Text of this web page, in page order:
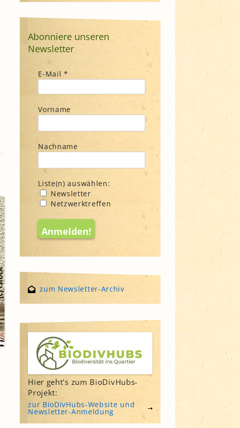
Abonniere unseren
Newsletter
E-Mail*
Vorname
Nachname
Liste(n) auswählen:
Newsletter
Netzwerktreffen
zum Newsletter-Archiv
Hier geht's zum BioDivHubs-
Projekt:
zur BioDivHubs-Website und
Newsletter-Anmeldung